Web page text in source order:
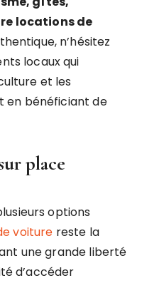
locations de
n’hésitez
locaux qui
et les
en bénéficiant de
place
options
voiture reste la
une grande liberté
d’accéder